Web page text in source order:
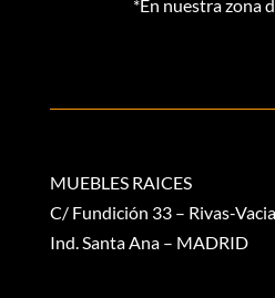
*En nuestra zona
MUEBLES RAICES
C/ Fundición 33 – Rivas-
Ind. Santa Ana – MADRID